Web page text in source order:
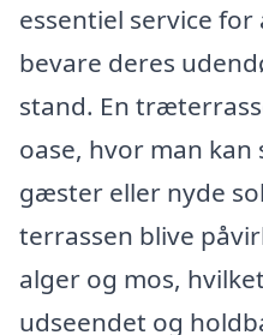
essentiel service
bevare deres
stand. En
oase, hvor man
gæster eller nyde
terrassen blive
alger og mos,
udseendet og